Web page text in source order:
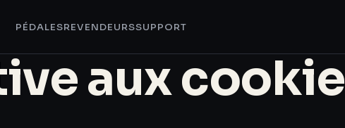
PÉDALESREVENDEURSSUPPORT
aux